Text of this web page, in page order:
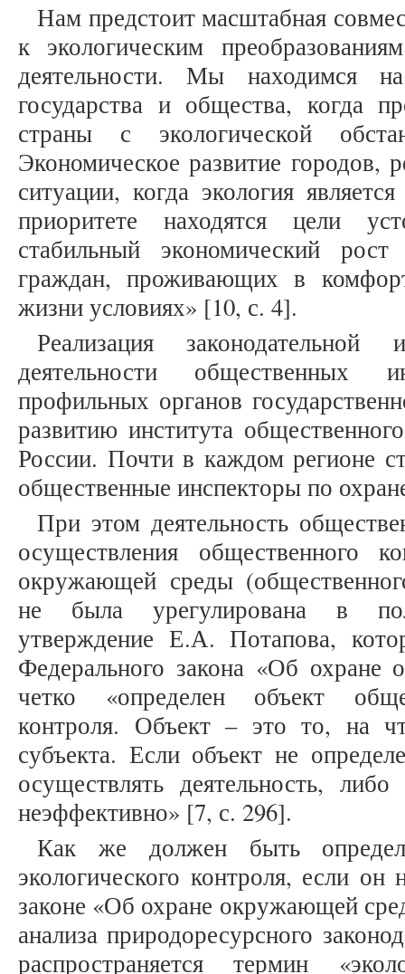
Нам предстоит масштабная
к экологическим
деятельности. Мы находимся
государства и общества, когда
страны с экологической
Экономическое развитие городов,
ситуации, когда экология
приоритете находятся цели
стабильный экономический
граждан, проживающих в
жизни условиях» [10, с. 4].
Реализация
деятельности общественных
профильных органов
развитию института
России. Почти в каждом регионе
общественные инспекторы по
При этом деятельность
осуществления общественного
окружающей среды
не была урегулирована в
утверждение Е.А. Потапова,
Федерального закона «Об
четко «определен объект
контроля. Объект – это то, на
субъекта. Если объект не
осуществлять деятельность,
неэффективно» [7, с. 296].
Как же должен быть
экологического контроля, если
законе «Об охране окружающей
анализа природоресурсного
распространяется термин